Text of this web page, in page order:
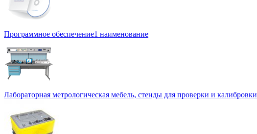
Программное обеспечение1 наименование
Лабораторная метрологическая мебель, стенды для проверки и калибровки